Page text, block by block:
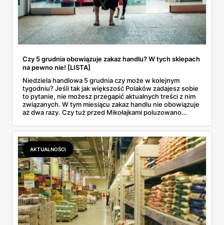
Czy 5 grudnia obowiązuje zakaz handlu? W tych sklepach
na pewno nie! [LISTA]
Niedziela handlowa 5 grudnia czy może w kolejnym
tygodniu? Jeśli tak jak większość Polaków zadajesz sobie
to pytanie, nie możesz przegapić aktualnych treści z nim
związanych. W tym miesiącu zakaz handlu nie obowiązuje
aż dwa razy. Czy tuż przed Mikołajkami poluzowano
AKTUALNOŚCI